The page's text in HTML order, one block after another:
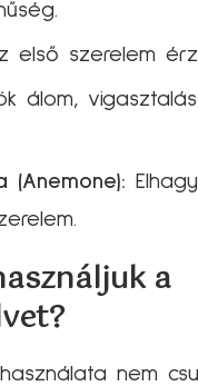
első szerelem
álom,
(Anemone):
a
nem